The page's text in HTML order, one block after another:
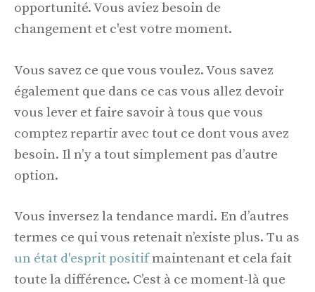
opportunité. Vous aviez besoin de
changement et c'est votre moment.
Vous savez ce que vous voulez. Vous savez
également que dans ce cas vous allez devoir
vous lever et faire savoir à tous que vous
comptez repartir avec tout ce dont vous avez
besoin. Il n’y a tout simplement pas d’autre
option.
Vous inversez la tendance mardi. En d’autres
termes ce qui vous retenait n’existe plus. Tu as
un état d'esprit positifmaintenant et cela fait
toute la différence. C’est à ce moment-là que